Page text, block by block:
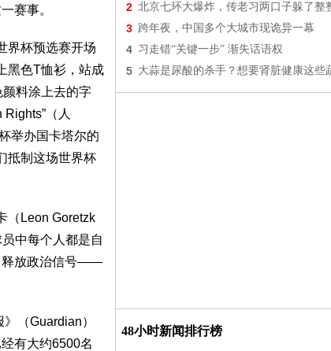
赛事。
杯预选赛开场
黑色T恤衫，站成
料涂上去的字
（人
举办国卡塔尔的
抵制这场世界杯
Leon Goretzk
中每个人都是自
释放政治信号——
（Guardian）
有大约6500名
2 北京七环大爆炸，传老习两口子躲了整
3 跨年夜，中国多个大城市现诡异一幕
4 习走错“关键一步” 渐失话语权
5 大蒜是尿酸的杀手？想要肾脏健康这些
48小时新闻排行榜